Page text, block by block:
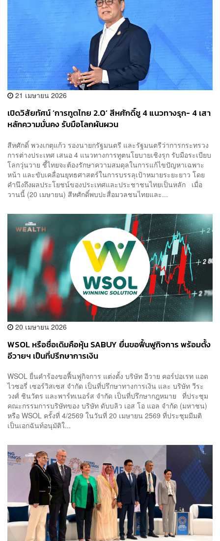
21 เมษายน 2026
เปิดวิสัยทัศน์ ‘การทูตไทย 2.0’ สีหศักดิ์ชู 4 แนวทางรุก- 4 เสา
หลักความมั่นคง รับมือโลกผันผวน
สีหศักดิ์ พวงเกตุแก้ว รองนายกรัฐมนตรี และรัฐมนตรีว่าการกระทรวง
การต่างประเทศ เสนอ 4 แนวทางการทูตนโยบายเชิงรุก รับมือระเบียบ
โลกวุ่นวาย ชี้ไทยจะต้องรักษาความสมดุลในการแก้ไขปัญหาเฉพาะ
หน้า และขับเคลื่อนยุทธศาสตร์ในการบรรลุเป้าหมายระยะยาว โดย
คำนึงถึงผลประโยชน์ของประเทศและประชาชนไทยเป็นหลัก เมื่อ
วานนี้ (20 เมษายน) สีหศักดิ์พบปะสื่อมวลชนไทยและ...
20 เมษายน 2026
WSOL หรือชื่อเดิมคือหุ้น SABUY ยื่นขอฟื้นฟูกิจการ พร้อมตั้ง
อีวายฯ เป็นที่ปรึกษาการเงิน
WSOL ยื่นคำร้องขอฟื้นฟูกิจการ แต่งตั้ง บริษัท อีวาย คอร์ปอเรท แอด
ไวซอรี่ เซอร์วิสเซส จำกัด เป็นที่ปรึกษาทางการเงิน และ บริษัท วีระ
วงศ์ ชินวัตร และพาร์ทเนอร์ส จำกัด เป็นที่ปรึกษากฎหมาย ที่ประชุม
คณะกรรมการบริษัทของ บริษัท ดับบลิว เอส โอ แอล จำกัด (มหาชน)
หรือ WSOL ครั้งที่ 4/2569 ในวันที่ 20 เมษายน 2569 ที่ประชุมมีมติ
เป็นเอกฉันท์อนุมัติใ...